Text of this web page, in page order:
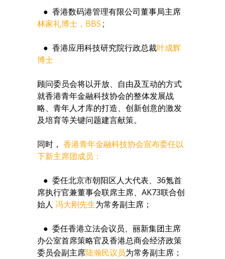
● 香港数码港管理有限公司董事局主席
林家礼博士，BBS ;
● 香港应用科技研究院行政总裁叶成辉
博士
顾问委员会将以开放、自由及互动的方式
就香港青年金融科技协会的整体发展战
略、青年人才库的打造、创新创意的激发
及培育等关键问题建言献策。
同时， 香港青年金融科技协会宣布委任以
下新主席团成员：
● 委任北京市朝阳区人大代表、36氪首
席执行官兼董事会联席主席、AK73联合创
始人 冯大刚先生为常务副主席；
● 委任香港立法会议员、丽新集团主席
办公室首席策略官及香港总商会经济政策
委员会副主席陆瀚民议员为常务副主席；